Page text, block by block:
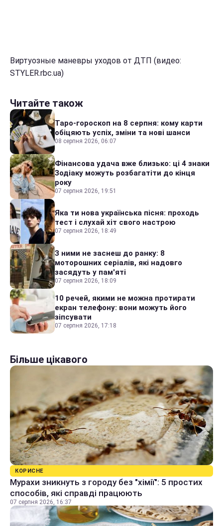
Виртуозные маневры уходов от ДТП (видео:
STYLER.rbc.ua)
Читайте також
Таро-гороскоп на 8 серпня: кому карти
обіцяють успіх, зміни та нові шанси
08 серпня 2026, 06:07
Фінансова удача вже близько: ці 4 знаки
Зодіаку можуть розбагатіти до кінця
року
07 серпня 2026, 19:51
Яка ти нова українська пісня: проходь
тест і слухай хіт свого настрою
07 серпня 2026, 18:49
З ними не заснеш до ранку: 8
моторошних серіалів, які надовго
засядуть у пам'яті
07 серпня 2026, 18:09
10 речей, якими не можна протирати
екран телефону: вони можуть його
зіпсувати
07 серпня 2026, 17:18
Більше цікавого
КОРИСНЕ
Мурахи зникнуть з городу без "хімії": 5 простих
способів, які справді працюють
07 серпня 2026, 16:37